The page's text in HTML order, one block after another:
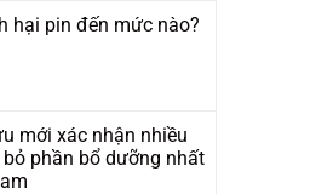
hại pin đến mức nào?
mới xác nhận nhiều
phần bổ dưỡng nhất